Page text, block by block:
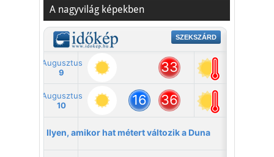
A nagyvilág képekben